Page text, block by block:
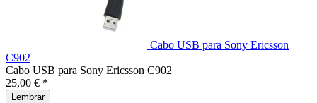
Cabo USB para Sony Ericsson
C902
Cabo USB para Sony Ericsson C902
25,00 € *
Lembrar